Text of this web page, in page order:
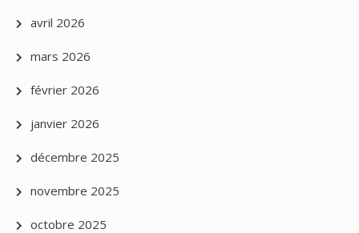
avril 2026
mars 2026
février 2026
janvier 2026
décembre 2025
novembre 2025
octobre 2025